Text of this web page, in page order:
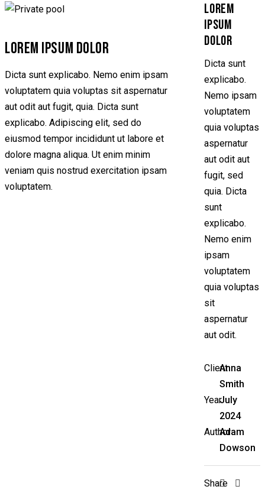
LOREM IPSUM DOLOR
Dicta sunt explicabo. Nemo enim ipsam
voluptatem quia voluptas sit aspernatur
aut odit aut fugit, quia. Dicta sunt
explicabo. Adipiscing elit, sed do
eiusmod tempor incididunt ut labore et
dolore magna aliqua. Ut enim minim
veniam quis nostrud exercitation ipsam
voluptatem.
LOREM
IPSUM
DOLOR
Dicta sunt
explicabo.
Nemo ipsam
voluptatem
quia voluptas
aspernatur
aut odit aut
fugit, sed
quia. Dicta
sunt
explicabo.
Nemo enim
ipsam
voluptatem
quia voluptas
sit
aspernatur
aut odit.
ClientAnna
Smith
YearJuly
2024
AuthorAdam
Dowson
Share